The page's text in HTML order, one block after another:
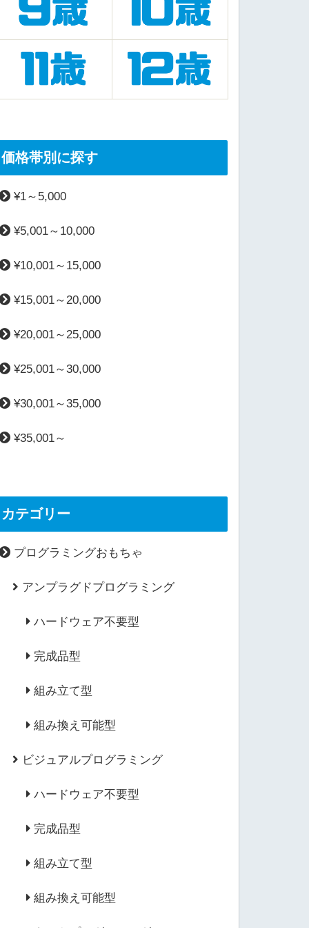
価格帯別に探す
¥1～5,000
¥5,001～10,000
¥10,001～15,000
¥15,001～20,000
¥20,001～25,000
¥25,001～30,000
¥30,001～35,000
¥35,001～
カテゴリー
プログラミングおもちゃ
アンプラグドプログラミング
ハードウェア不要型
完成品型
組み立て型
組み換え可能型
ビジュアルプログラミング
ハードウェア不要型
完成品型
組み立て型
組み換え可能型